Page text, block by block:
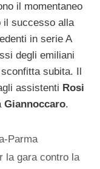
il momentaneo
il successo alla
in serie A
degli emiliani
subita. Il
assistenti Rosi
Giannoccaro.
Parma
la gara contro la